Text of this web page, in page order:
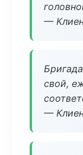
—
свой,
—